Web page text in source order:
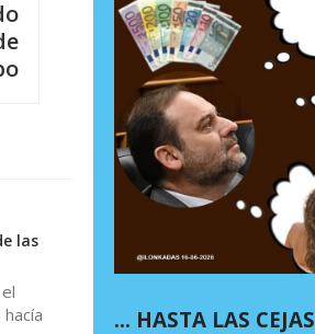
las
… HASTA LAS CEJAS